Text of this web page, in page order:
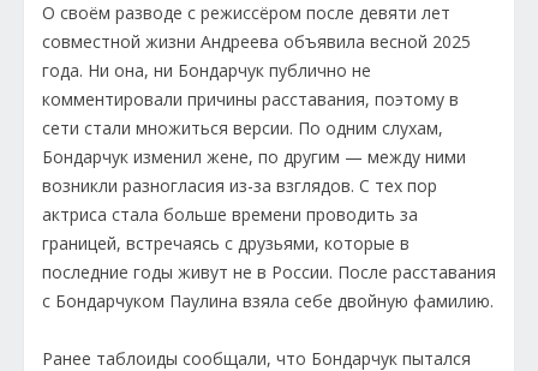
О своём разводе с режиссёром после девяти лет
совместной жизни Андреева объявила весной 2025
года. Ни она, ни Бондарчук публично не
комментировали причины расставания, поэтому в
сети стали множиться версии. По одним слухам,
Бондарчук изменил жене, по другим — между ними
возникли разногласия из-за взглядов. С тех пор
актриса стала больше времени проводить за
границей, встречаясь с друзьями, которые в
последние годы живут не в России. После расставания
с Бондарчуком Паулина взяла себе двойную фамилию.
Ранее таблоиды сообщали, что Бондарчук пытался